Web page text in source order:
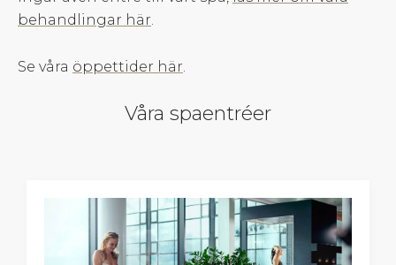
behandlingar här.
Se våra öppettider här.
Våra spaentréer